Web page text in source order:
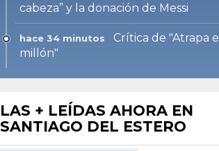
cabeza” y la donación de Messi
hace 34 minutos
Crítica de "Atrapa el
millón"
LAS + LEÍDAS AHORA EN
SANTIAGO DEL ESTERO